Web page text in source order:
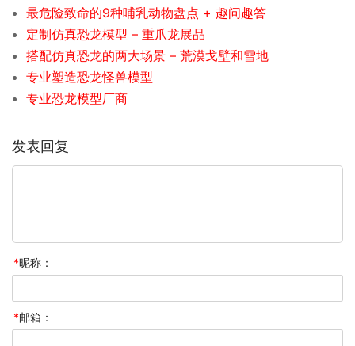
最危险致命的9种哺乳动物盘点 + 趣问趣答
定制仿真恐龙模型 – 重爪龙展品
搭配仿真恐龙的两大场景 – 荒漠戈壁和雪地
专业塑造恐龙怪兽模型
专业恐龙模型厂商
发表回复
*昵称：
*邮箱：